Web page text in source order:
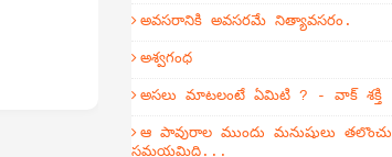
అవసరానికి అవసరమే నిత్యావసరం.
అశ్వగంధ
అసలు మాటలంటే ఏమిటి ? - వాక్ శక్తి
ఆ పావురాల ముందు మనుషులు
సమయమిది...